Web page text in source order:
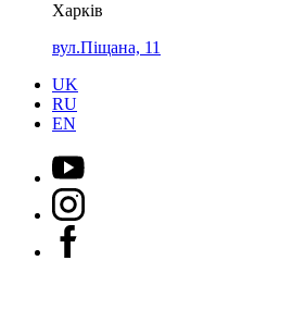
Харків
вул.Піщана, 11
UK
RU
EN